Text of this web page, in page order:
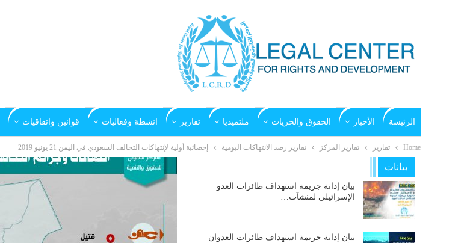
الرئيسة الأخبار الحقوق والحريات ملتميديا تقارير انشطة وفعاليات قوانين واتفاقيات
Home تقارير تقارير المركز تقارير رصد الانتهاكات اليومية إحصائية أولية لإنتهاكات التحالف السعودي في اليمن 21 يونيو 2019
بيانات
بيان إدانة جريمة استهداف طائرات العدو
الإسرائيلي لمنشآت…
بيان إدانة جريمة استهداف طائرات العدوان